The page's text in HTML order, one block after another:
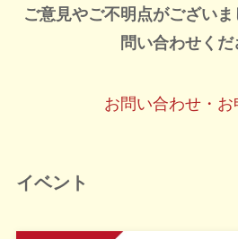
ご意見やご不明点がござい
問い合わせくだ
お問い合わせ・お
イベント